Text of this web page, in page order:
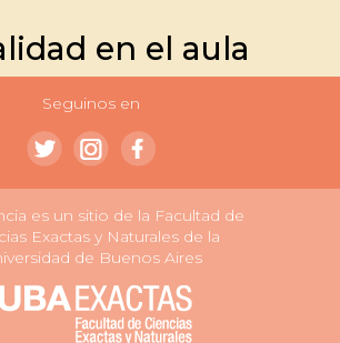
en el aula
Seguinos en
es un sitio de la Facultad de
Exactas y Naturales de la
de Buenos Aires